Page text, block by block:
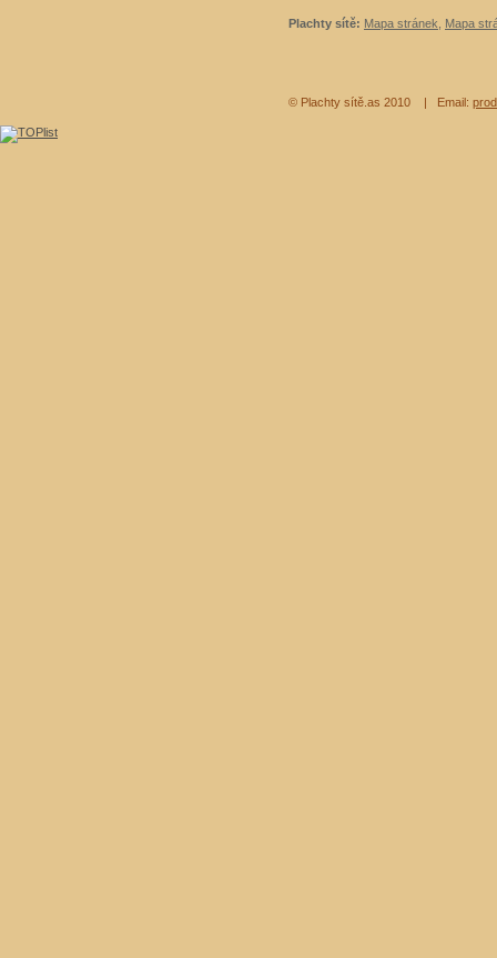
Plachty sítě: Mapa stránek Mapa
© Plachty sítě.as 2010 | Email: